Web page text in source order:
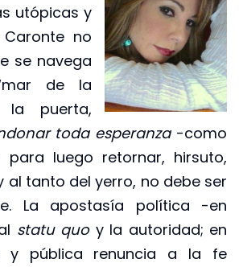
utópicas y
no
se navega
de la
la puerta,
toda esperanza-como
para luego retornar, hirsuto,
al tanto del yerro, no debe ser
La apostasía política -en
statu quoy la autoridad; en
y pública renuncia a la fe